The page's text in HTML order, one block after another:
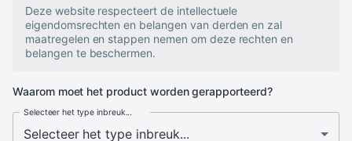
Deze website respecteert de intellectuele
eigendomsrechten en belangen van derden en zal
maatregelen en stappen nemen om deze rechten en
belangen te beschermen.
Waarom moet het product worden gerapporteerd?
Selecteer het type inbreuk...